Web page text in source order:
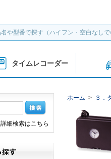
タイムレコーダー
ホーム > ３．
詳細検索はこちら